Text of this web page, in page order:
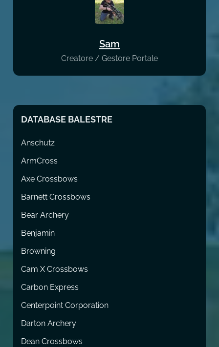
Sam
Creatore / Gestore Portale
DATABASE BALESTRE
Anschutz
ArmCross
Axe Crossbows
Barnett Crossbows
Bear Archery
Benjamin
Browning
Cam X Crossbows
Carbon Express
Centerpoint Corporation
Darton Archery
Dean Crossbows